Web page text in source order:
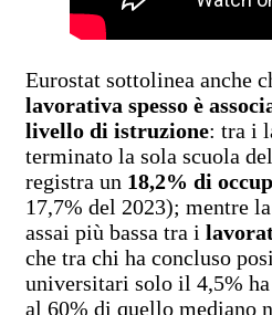
Eurostat sottolinea anche
lavorativa spesso è
livello di istruzione: tra i
terminato la sola scuola
registra un 18,2% di
17,7% del 2023); mentre
assai più bassa tra i
che tra chi ha concluso
universitari solo il 4,5%
al 60% di quello mediano